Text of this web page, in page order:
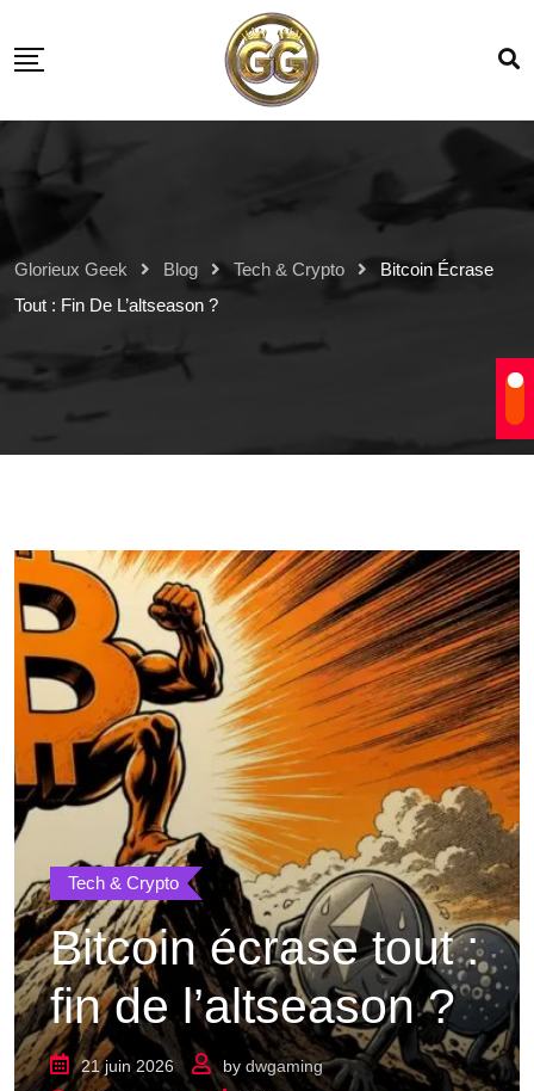
Glorieux Geek Blog Tech & Crypto
Bitcoin Écrase
Tout : Fin De L’altseason ?
Tech & Crypto
Bitcoin écrase tout :
fin de l’altseason ?
21 juin 2026 by dwgaming